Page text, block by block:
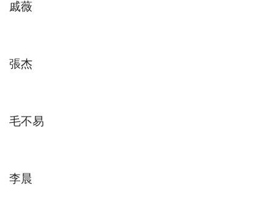
戚薇
張杰
毛不易
李晨